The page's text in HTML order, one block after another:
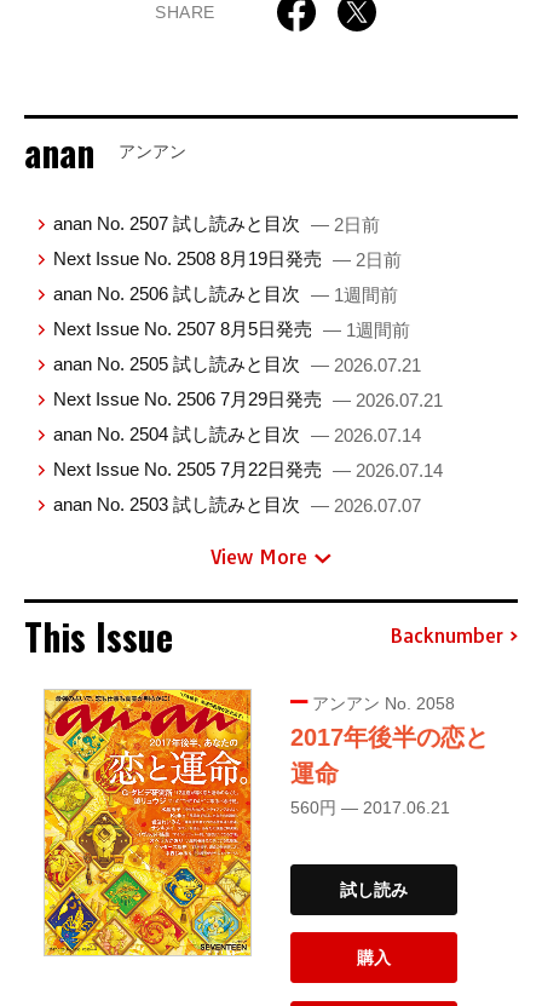
SHARE
anan アンアン
anan No. 2507 試し読みと目次 — 2日前
Next Issue No. 2508 8月19日発売 — 2日前
anan No. 2506 試し読みと目次 — 1週間前
Next Issue No. 2507 8月5日発売 — 1週間前
anan No. 2505 試し読みと目次 — 2026.07.21
Next Issue No. 2506 7月29日発売 — 2026.07.21
anan No. 2504 試し読みと目次 — 2026.07.14
Next Issue No. 2505 7月22日発売 — 2026.07.14
anan No. 2503 試し読みと目次 — 2026.07.07
View More
This Issue Backnumber
アンアン No. 2058
2017年後半の恋と
運命
560円 — 2017.06.21
試し読み
購入